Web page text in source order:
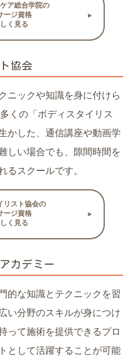
ア総合学院の
ージ資格
く見る
協会
ニックや知識を身に付けら
くの「ボディスタイリス
かした、通信講座や動画学
しい場合でも、隙間時間を
るスクールです。
リスト協会の
ージ資格
く見る
カデミー
的な知識とテクニックを習
い分野のスキルが身につけ
って施術を提供できるプロ
として活躍することが可能